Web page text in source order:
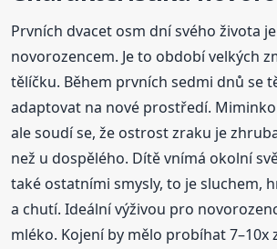
Prvních dvacet osm dní svého života
novorozencem. Je to období velkých
tělíčku. Během prvních sedmi dnů se
adaptovat na nové prostředí.
ale soudí se, že ostrost zraku je
než u dospělého. Dítě vnímá okolní
také ostatními smysly, to je sluchem,
a chutí. Ideální výživou pro
mléko. Kojení by mělo probíhat 7–10x